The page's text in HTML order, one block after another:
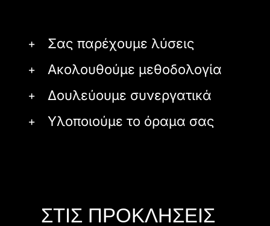
Σας παρέχουμε λύσεις
Ακολουθούμε μεθοδολογία
Δουλεύουμε συνεργατικά
Υλοποιούμε το όραμα σας
ΣΤΙΣ ΠΡΟΚΛΗΣΕΙΣ